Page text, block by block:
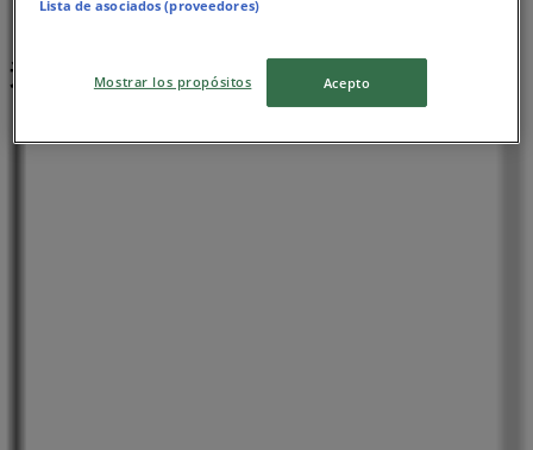
近くのお店
Lista de asociados (proveedores)
Mostrar los propósitos Acepto